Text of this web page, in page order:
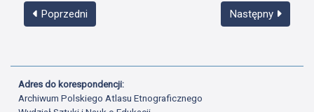
Poprzedni Następny
Adres do korespondencji:
Archiwum Polskiego Atlasu Etnograficznego